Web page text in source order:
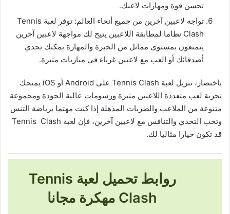
تحسن قوة ومهارات لاعبك.
تواجه لاعبين آخرين من جميع أنحاء العالم: توفر لعبة Tennis
Clash نظاما لمطابقة اللاعبين يتيح لك مواجهة لاعبين آخرين
يتمتعون بمستوى مماثل من الخبرة والمهارة يمكنك تحدي
أصدقائك أو العب مع لاعبين غرباء في مباريات مثيرة.
باختصار، تنزيل لعبة Tennis Clash على Android أو iOS يمنحك
تجربة لعب متعددة اللاعبين مثيرة ورسومات عالية الجودة ومجموعة
متنوعة من الملاعب والضربات المذهلة إذا كنت مهتما برياضة التنس
وتحب التحدي والتنافس مع لاعبين آخرين، فإن لعبة Tennis Clash
قد تكون خيارا مثاليا لك.
روابط تحميل لعبة Tennis
Clash مهكرة مجانا